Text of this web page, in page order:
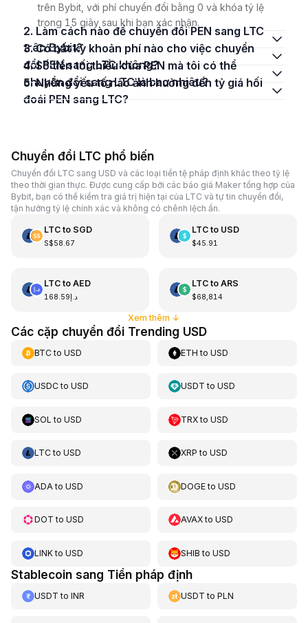
trên Bybit, với phí chuyển đổi bằng 0 và khóa tỷ lệ
trong 15 giây sau khi bạn xác nhận.
2. Làm cách nào để chuyển đổi PEN sang LTC
trên Bybit?
3. Có bất kỳ khoản phí nào cho việc chuyển
đổi PEN sang LTC không?
4. Số tiền tối thiểu của PEN mà tôi có thể
chuyển đổi sang LTC là bao nhiêu?
5. Những yếu tố nào ảnh hưởng đến tỷ giá hối
đoái PEN sang LTC?
Chuyển đổi LTC phổ biến
Chuyển đổi LTC sang USD và các loại tiền tệ pháp định khác theo tỷ lệ
theo thời gian thực. Được cung cấp bởi các báo giá Maker tổng hợp của
Bybit, bạn có thể kiểm tra giá trị hiện tại của LTC và tự tin chuyển đổi,
tận hưởng tỷ lệ chính xác và không có chênh lệch ẩn.
LTCto SGD
S$58.67
LTCto USD
$45.91
LTCto AED
د.إ168.59
LTCto ARS
$68,814
Xem thêm ↓
Các cặp chuyển đổi Trending USD
BTCto USD ETH toUSD
USDCto USD USDT toUSD
SOL to USD TRXtoUSD
LTCto USD XRP toUSD
ADA to USD DOGEtoUSD
DOT to USD AVAXtoUSD
LINKto USD SHIB toUSD
Stablecoin sang Tiền pháp định
USDT to INR USDT toPLN